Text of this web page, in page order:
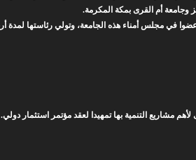
وجامعة أم القرى بمكة المكرمة.
مشاريع التنمية بها تمهيدا لعقد مؤتمر استثمار دولي.